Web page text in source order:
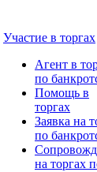
Участие в торгах
Агент в
по
Помощь в
торгах
Заявка на
по
на торгах